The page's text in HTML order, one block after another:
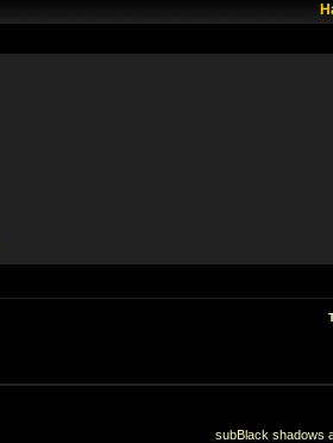
subBlack shadows